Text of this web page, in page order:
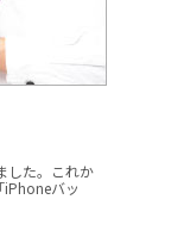
した。これか
iPhoneバッ